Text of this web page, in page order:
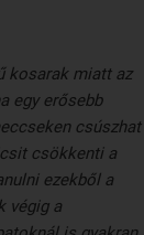
kosarak miatt az
egy erősebb
csúszhat
csökkenti a
ezekből a
végig a